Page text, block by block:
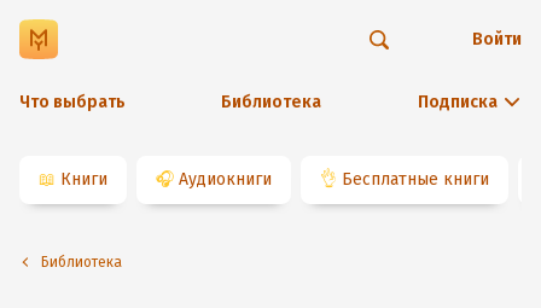
Что выбрать Библиотека Подписка
Войти
📖 Книги 🎧 Аудиокниги 👌 Бесплатные книги
Библиотека